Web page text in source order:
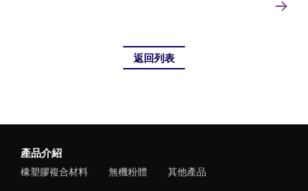
返回列表
產品介紹
橡塑膠複合材料 無機粉體 其他產品